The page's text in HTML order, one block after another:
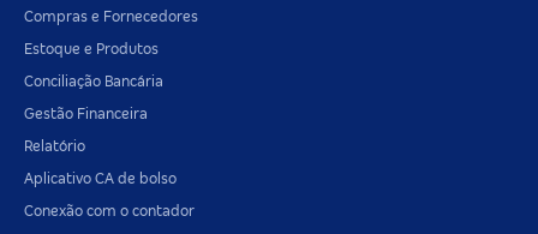
Compras e Fornecedores
Estoque e Produtos
Conciliação Bancária
Gestão Financeira
Relatório
Aplicativo CA de bolso
Conexão com o contador